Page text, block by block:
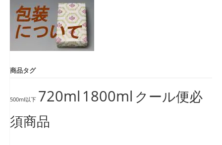
商品タグ
500ml以下 720ml 1800ml クール便必
須商品